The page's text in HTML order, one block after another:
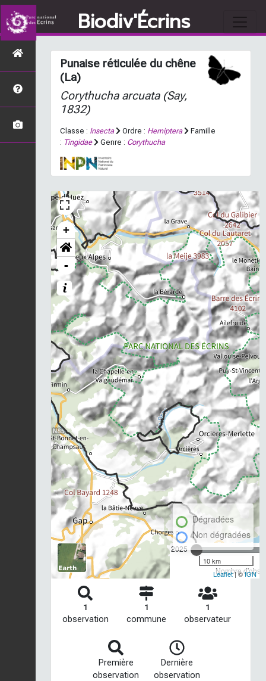
Biodiv'Écrins
Punaise réticulée du chêne
(La)
Corythucha arcuata(Say,
1832)
Classe : Insecta Ordre : Hemiptera
Famille
: Tingidae Genre : Corythucha
+
-
2025
Nombre
Dégradées
Non dégradées
10 km
Leaflet| ©IGN
1
observation
1
commune
1
observateur
Première
observation
Dernière
observation